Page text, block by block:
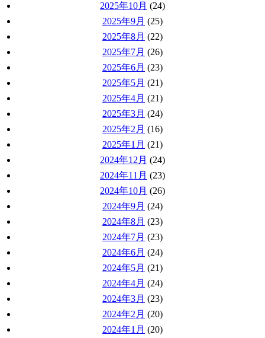
2025年10月 (24)
2025年9月 (25)
2025年8月 (22)
2025年7月 (26)
2025年6月 (23)
2025年5月 (21)
2025年4月 (21)
2025年3月 (24)
2025年2月 (16)
2025年1月 (21)
2024年12月 (24)
2024年11月 (23)
2024年10月 (26)
2024年9月 (24)
2024年8月 (23)
2024年7月 (23)
2024年6月 (24)
2024年5月 (21)
2024年4月 (24)
2024年3月 (23)
2024年2月 (20)
2024年1月 (20)